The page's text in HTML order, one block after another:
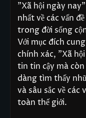
"Xã hội ngày
nhất về các vấn
trong đời sống
Với mục đích
chính xác, "Xã
tin tin cậy mà còn
dàng tìm thấy
và sâu sắc về các
toàn thế giới.